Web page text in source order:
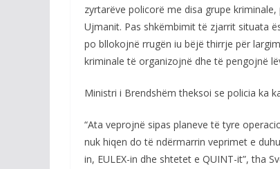
zyrtarëve policorë me disa grupe
Ujmanit. Pas shkëmbimit të zjarrit situata
po bllokojnë rrugën iu bëjë thirrje për
kriminale të organizojnë dhe të pengojnë
Ministri i Brendshëm theksoi se policia ka
“Ata veprojnë sipas planeve të tyre
nuk hiqen do të ndërmarrin veprimet e
in, EULEX-in dhe shtetet e QUINT-it”, tha